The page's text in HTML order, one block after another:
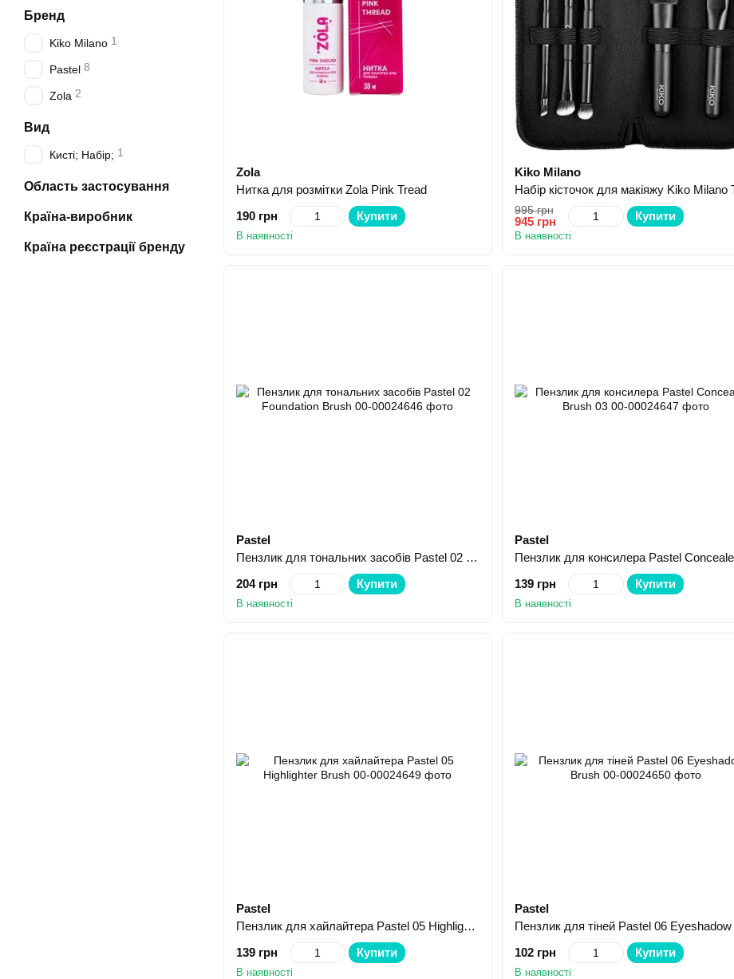
Zola
Нитка для розмітки Zola Pink Tread
190 грн
Купити
В наявності
Kiko Milano
995 грн
945 грн Купити
В наявності
Pastel
Пензлик для тональних засобів Pastel 02 Foundation Brush
204 грн
Купити
В наявності
Pastel
139 грн
Купити
В наявності
Pastel
Пензлик для хайлайтера Pastel 05 Highlighter Brush
139 грн
Купити
В наявності
Pastel
102 грн
Купити
В наявності
Бренд
Kiko Milano 1
Pastel 8
Zola 2
Вид
Кисті; Набір; 1
Область застосування
Країна-виробник
Країна реєстрації бренду